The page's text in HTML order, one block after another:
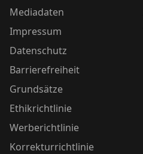
Mediadaten
Impressum
Datenschutz
Barrierefreiheit
Grundsätze
Ethikrichtlinie
Werberichtlinie
Korrekturrichtlinie